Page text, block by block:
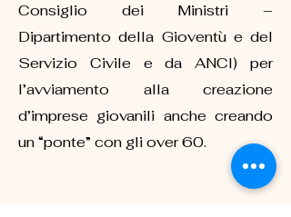
Consiglio dei Ministri –
Dipartimento della Gioventù e del
Servizio Civile e da ANCI) per
l’avviamento alla creazione
d’imprese giovanili anche creando
un “ponte” con gli over 60.